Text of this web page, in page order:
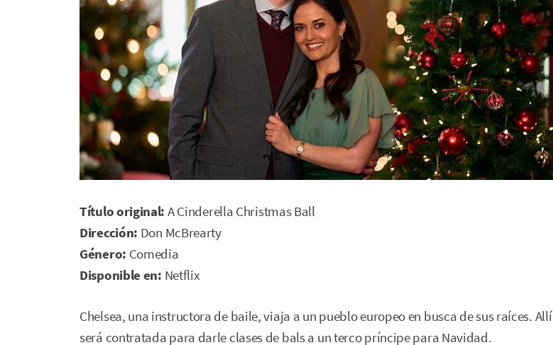
Título original: A Cinderella Christmas Ball
Dirección: Don McBrearty
Género: Comedia
Disponible en: Netflix
Chelsea, una instructora de baile, viaja a un pueblo europeo en busca de sus raíces. Allí
será contratada para darle clases de bals a un terco príncipe para Navidad.